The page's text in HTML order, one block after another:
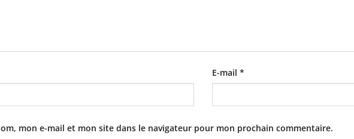
E-mail *
mon e-mail et mon site dans le navigateur pour mon prochain commentaire.